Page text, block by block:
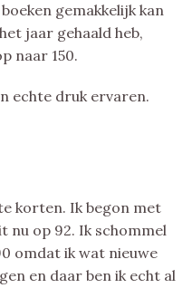
gemakkelijk kan
jaar gehaald heb,
naar 150.
echte druk ervaren.
korten. Ik begon met
nu op 92. Ik schommel
omdat ik wat nieuwe
en daar ben ik echt al